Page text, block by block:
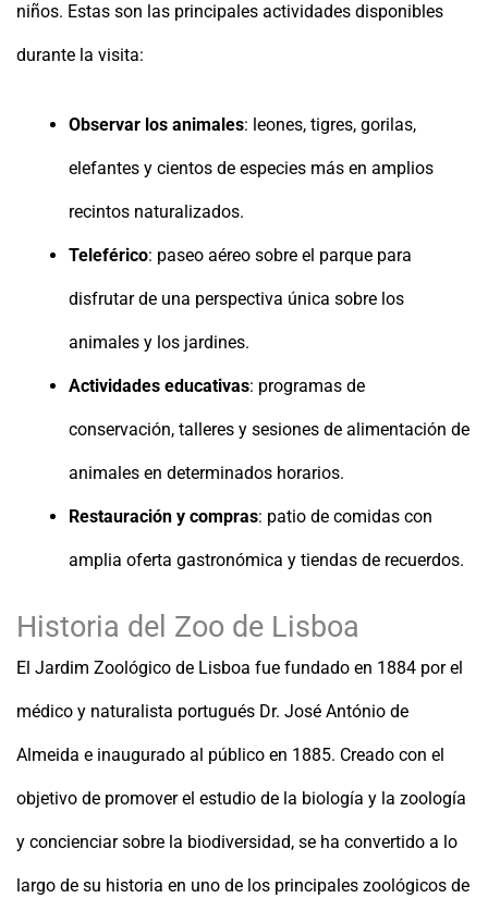
niños. Estas son las principales actividades disponibles
durante la visita:
Observar los animales: leones, tigres, gorilas,
elefantes y cientos de especies más en amplios
recintos naturalizados.
Teleférico: paseo aéreo sobre el parque para
disfrutar de una perspectiva única sobre los
animales y los jardines.
Actividades educativas: programas de
conservación, talleres y sesiones de alimentación de
animales en determinados horarios.
Restauración y compras: patio de comidas con
amplia oferta gastronómica y tiendas de recuerdos.
Historia del Zoo de Lisboa
El Jardim Zoológico de Lisboa fue fundado en 1884 por el
médico y naturalista portugués Dr. José António de
Almeida e inaugurado al público en 1885. Creado con el
objetivo de promover el estudio de la biología y la zoología
y concienciar sobre la biodiversidad, se ha convertido a lo
largo de su historia en uno de los principales zoológicos de